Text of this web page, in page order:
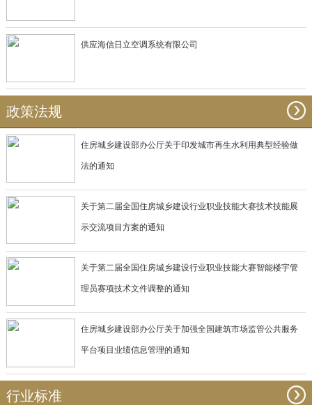
供应海信日立空调系统有限公司
政策法规
住房城乡建设部办公厅关于印发城市再生水利用典型经验做
法的通知
关于第二届全国住房城乡建设行业职业技能大赛技术技能展
示交流项目方案的通知
关于第二届全国住房城乡建设行业职业技能大赛智能楼宇管
理员赛项技术文件调整的通知
住房城乡建设部办公厅关于加强全国建筑市场监管公共服务
平台项目业绩信息管理的通知
行业标准